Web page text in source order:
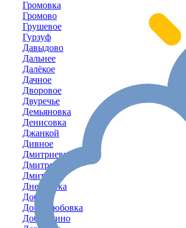
Громовка
Громово
Грушевое
Гурзуф
Давыдово
Дальнее
Далёкое
Дачное
Дворовое
Двуречье
Демьяновка
Денисовка
Джанкой
Дивное
Дмитриевка
Дмитровка
Дмитрово
Днепровка
Доброе
Добролюбовка
Добрушино